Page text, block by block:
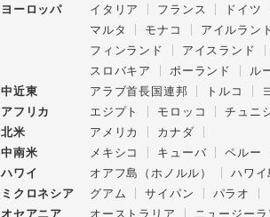
ヨーロッパ
イタリア フランス ドイツ
マルタ
モナコ アイルラン
フィンランド
アイスランド
スロバキア
ポーランド ル
中近東
アラブ首長国連邦 トルコ
アフリカ
エジプト モロッコ チュニ
北米
アメリカ
カナダ
中南米
メキシコ キューバ ペルー
ハワイ
オアフ島（ホノルル） ハワイ
ミクロネシア
グアム サイパン
パラオ
オセアニア
オーストラリア ニュージーラ